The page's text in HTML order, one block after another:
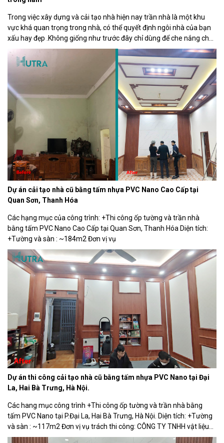
Trong việc xây dựng và cải tạo nhà hiện nay trần nhà là một khu
vực khá quan trọng trong nhà, có thể quyết định ngôi nhà của bạn
xấu hay đẹp .Không giống như trước đây chỉ dùng để che nắng che
mưa, hiện nay rất nhiều người không chỉ trang trí cho tường […]
Dự án cải tạo nhà cũ bằng tấm nhựa PVC Nano Cao Cấp tại
Quan Sơn, Thanh Hóa
Các hạng mục của công trình: +Thi công ốp tường và trần nhà
bằng tấm PVC Nano Cao Cấp tại Quan Sơn, Thanh Hóa Diện tích:
+Tường và sàn : ~184m2 Đơn vị vụ
Dự án thi công cải tạo nhà cũ bằng tấm nhựa PVC Nano tại Đại
La, Hai Bà Trưng, Hà Nội.
Các hang mục công trình +Thi công ốp tường và trần nhà bằng
tấm PVC Nano tại P.Đại La, Hai Bà Trưng, Hà Nội. Diện tích: +Tường
và sàn : ~117m2 Đơn vị vụ trách thi công: CÔNG TY TNHH vật liệu
nội thất HUTRA. Dưới đây là một số hình ảnh trước và […]